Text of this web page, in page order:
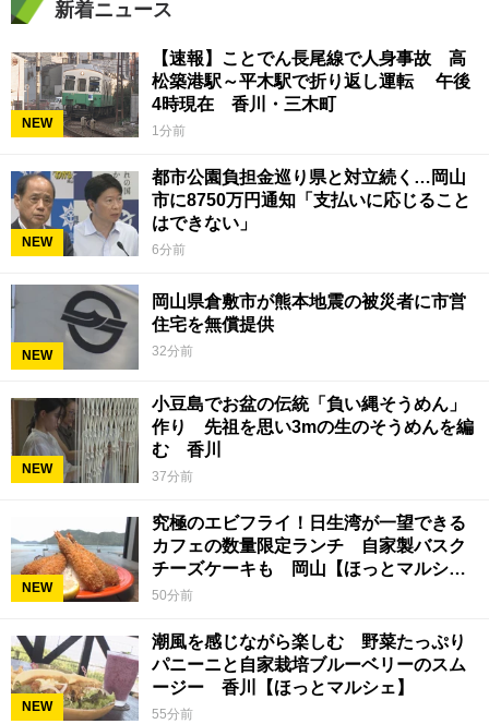
新着ニュース
NEW
【速報】ことでん長尾線で人身事故 高
松築港駅～平木駅で折り返し運転 午後
4時現在 香川・三木町
1分前
NEW
都市公園負担金巡り県と対立続く…岡山
市に8750万円通知「支払いに応じること
はできない」
6分前
NEW
岡山県倉敷市が熊本地震の被災者に市営
住宅を無償提供
32分前
NEW
小豆島でお盆の伝統「負い縄そうめん」
作り 先祖を思い3mの生のそうめんを編
む 香川
37分前
NEW
究極のエビフライ！日生湾が一望できる
カフェの数量限定ランチ 自家製バスク
チーズケーキも 岡山【ほっとマルシ
ェ】
50分前
NEW
潮風を感じながら楽しむ 野菜たっぷり
パニーニと自家栽培ブルーベリーのスム
ージー 香川【ほっとマルシェ】
55分前